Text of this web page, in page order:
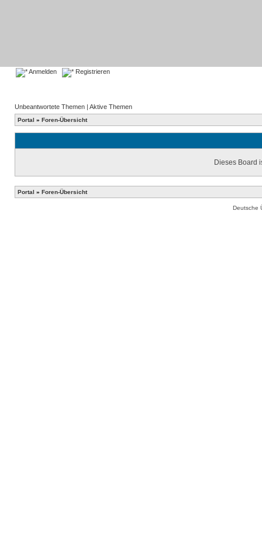
Anmelden Registrieren
Unbeantwortete Themen | Aktive Themen
Portal » Foren-Übersicht
Dieses Board
Portal » Foren-Übersicht
Deutsche